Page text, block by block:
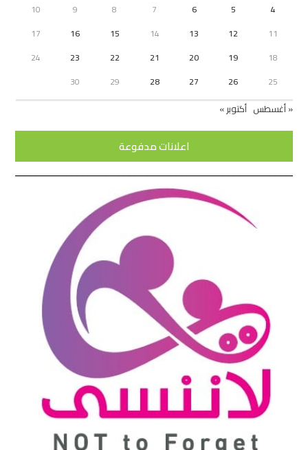
4
5
6
7
8
9
10
11
12
13
14
15
16
17
18
19
20
21
22
23
24
25
26
27
28
29
30
« أغسطس أكتوبر »
اعلانات مدفوعة